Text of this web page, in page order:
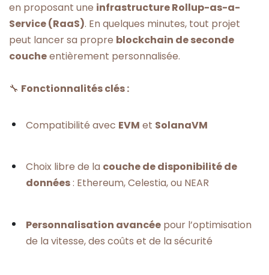
en proposant une infrastructure Rollup-as-a-
Service (RaaS). En quelques minutes, tout projet
peut lancer sa propre blockchain de seconde
coucheentièrement personnalisée.
🔧 Fonctionnalités clés :
Compatibilité avec EVM et SolanaVM
Choix libre de la couche de disponibilité de
données: Ethereum, Celestia, ou NEAR
Personnalisation avancée pour l’optimisation
de la vitesse, des coûts et de la sécurité